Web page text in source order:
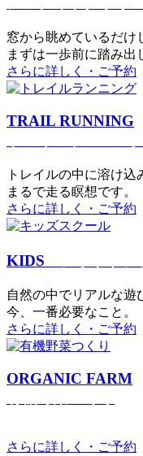
窓から眺めているだけ
まずは一歩前に踏み出
さらに詳しく・ご予約
TRAIL RUNNING
トレイルの中に溶け込
まるで⾛る瞑想です。
さらに詳しく・ご予約
KIDS
⾃然の中でリアルな遊
今、⼀番必要なこと。
さらに詳しく・ご予約
ORGANIC FARM
さらに詳しく・ご予約